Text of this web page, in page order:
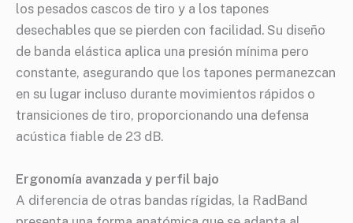
los pesados cascos de tiro y a los tapones
desechables que se pierden con facilidad. Su diseño
de banda elástica aplica una presión mínima pero
constante, asegurando que los tapones permanezcan
en su lugar incluso durante movimientos rápidos o
transiciones de tiro, proporcionando una defensa
acústica fiable de 23 dB.
Ergonomía avanzada y perfil bajo
A diferencia de otras bandas rígidas, la RadBand